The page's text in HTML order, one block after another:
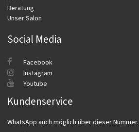
Beratung
Unser Salon
Social Media
Facebook
Instagram
Youtube
Kundenservice
WhatsApp auch möglich über dieser Nummer.